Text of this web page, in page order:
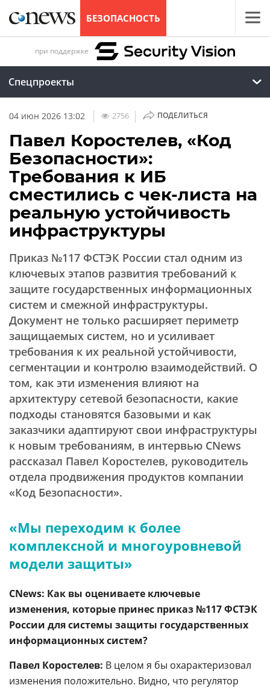
БЕЗОПАСНОСТЬ
при поддержке
Спецпроекты
04 июн 2026 13:02 | 2756 | ПОДЕЛИТЬСЯ
Павел Коростелев, «Код
Безопасности»:
Требования к ИБ
сместились с чек-листа на
реальную устойчивость
инфраструктуры
Приказ №117 ФСТЭК России стал одним из
ключевых этапов развития требований к
защите государственных информационных
систем и смежной инфраструктуры.
Документ не только расширяет периметр
защищаемых систем, но и усиливает
требования к их реальной устойчивости,
сегментации и контролю взаимодействий. О
том, как эти изменения влияют на
архитектуру сетевой безопасности, какие
подходы становятся базовыми и как
заказчики адаптируют свои инфраструктуры
к новым требованиям, в интервью CNews
рассказал Павел Коростелев, руководитель
отдела продвижения продуктов компании
«Код Безопасности».
«Мы переходим к более
комплексной и многоуровневой
модели защиты»
CNews: Как вы оцениваете ключевые
изменения, которые принес приказ №117 ФСТЭК
России для системы защиты государственных
информационных систем?
Павел Коростелев: В целом я бы охарактеризовал
изменения положительно. Видно, что регулятор